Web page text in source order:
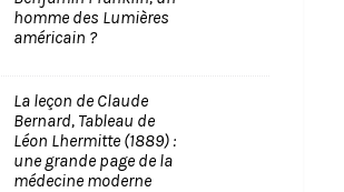
homme des Lumières
américain ?
La leçon de Claude
Bernard, Tableau de
Léon Lhermitte (1889) :
une grande page de la
médecine moderne